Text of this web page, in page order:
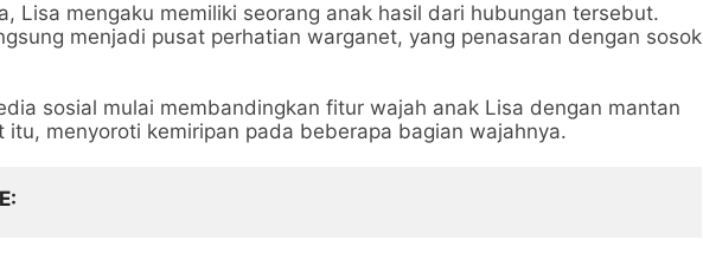
Lisa mengaku memiliki seorang anak hasil dari hubungan tersebut.
menjadi pusat perhatian warganet, yang penasaran dengan sosok
sosial mulai membandingkan fitur wajah anak Lisa dengan mantan
itu, menyoroti kemiripan pada beberapa bagian wajahnya.